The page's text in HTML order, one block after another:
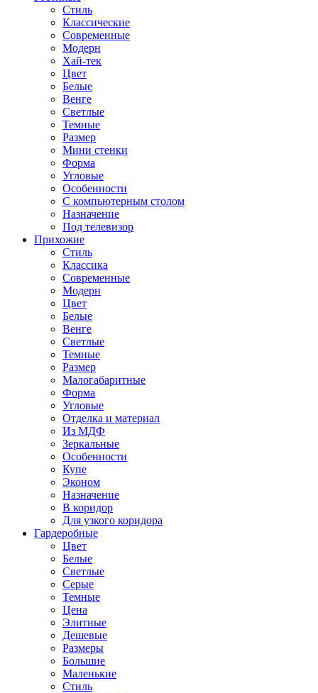
Стиль
Классические
Современные
Модерн
Хай-тек
Цвет
Белые
Венге
Светлые
Темные
Размер
Мини стенки
Форма
Угловые
Особенности
С компьютерным столом
Назначение
Под телевизор
Прихожие
Стиль
Классика
Современные
Модерн
Цвет
Белые
Венге
Светлые
Темные
Размер
Малогабаритные
Форма
Угловые
Отделка и материал
Из МДФ
Зеркальные
Особенности
Купе
Эконом
Назначение
В коридор
Для узкого коридора
Гардеробные
Цвет
Белые
Светлые
Серые
Темные
Цена
Элитные
Дешевые
Размеры
Большие
Маленькие
Стиль